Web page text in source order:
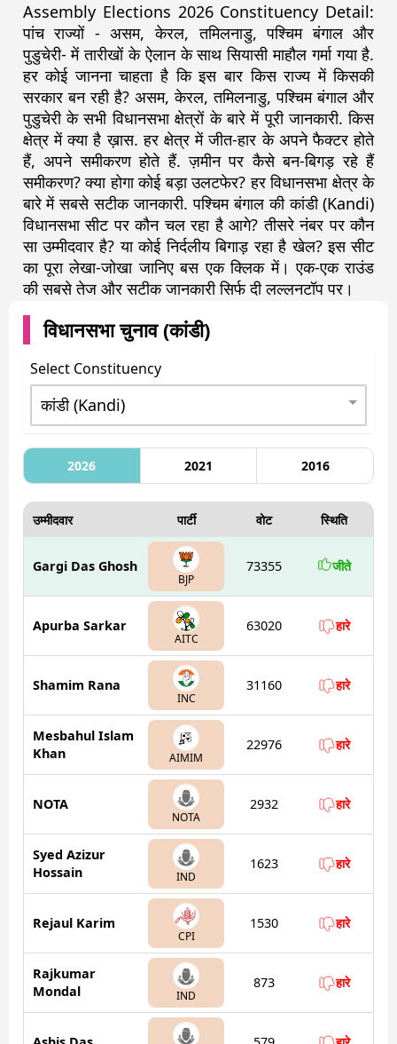
Assembly Elections 2026 Constituency Detail:
पांच राज्यों - असम, केरल, तमिलनाडु, पश्चिम बंगाल और
पुडुचेरी- में तारीखों के ऐलान के साथ सियासी माहौल गर्मा गया है.
हर कोई जानना चाहता है कि इस बार किस राज्य में किसकी
सरकार बन रही है? असम, केरल, तमिलनाडु, पश्चिम बंगाल और
पुडुचेरी के सभी विधानसभा क्षेत्रों के बारे में पूरी जानकारी. किस
क्षेत्र में क्या है ख़ास. हर क्षेत्र में जीत-हार के अपने फैक्टर होते
हैं, अपने समीकरण होते हैं. ज़मीन पर कैसे बन-बिगड़ रहे हैं
समीकरण? क्या होगा कोई बड़ा उलटफेर? हर विधानसभा क्षेत्र के
बारे में सबसे सटीक जानकारी. पश्चिम बंगाल की कांडी (Kandi)
विधानसभा सीट पर कौन चल रहा है आगे? तीसरे नंबर पर कौन
सा उम्मीदवार है? या कोई निर्दलीय बिगाड़ रहा है खेल? इस सीट
का पूरा लेखा-जोखा जानिए बस एक क्लिक में। एक-एक राउंड
की सबसे तेज और सटीक जानकारी सिर्फ दी लल्लनटॉप पर।
विधानसभा चुनाव (कांडी)
Select Constituency
2026 2021 2016
उम्मीदवार पार्टी वोट स्थिति
Gargi Das Ghosh
BJP
73355 जीते
Apurba Sarkar
AITC
63020 हारे
Shamim Rana
INC
31160 हारे
Mesbahul Islam
Khan
AIMIM
22976 हारे
NOTA
NOTA
2932 हारे
Syed Azizur
Hossain
IND
1623 हारे
Rejaul Karim
CPI
1530 हारे
Rajkumar
Mondal
IND
873 हारे